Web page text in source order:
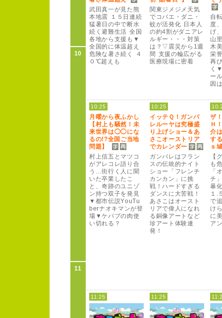
武田真一が見た熊
本地震 １
５ 日連続
猛暑日の中で断水
続く避難生活 全国
各地から支援も▼
全国的に体温超え
危険な暑さ続く ４
０ ℃超えも
関東ジメジメ天気
でコバエ・ダニ・
蚊が活発化 日本人
の約4割がダニアレ
ルギー ・・・対策
は？ ▽震災から1週
間 支援の輪広がる
医療現場に密着
自
度
げ
山
木
栄
再
く
ー
因
10
10:25
月曜から夜ふかし
【村上も騒然！ 未
来世界は◯◯にな
るの!?全国ご当地
問題】
村上信五とマツコ
がアレコレ語り合
う…街行く人に聞
いた卒業したこ
と、奇跡のユニゾ
ン持つ双子を発見
▼都市伝説YouTu
berナオキマンが登
場▼ケバブの肉使
い切れる？
10:25
イッテＱ ！ ガンバ
レルーヤは究極盛
り上げショー ＆あ
さこオー ストリア
でカレンダー
ガンバレはフラン
スの伝統的ナイト
ショー
「フレンチ
カンカン」に挑
戦！ ハー ドすぎる
ダンスに大苦戦！
あさこはオー スト
リアで偉人になれ
る銅像アー トなど
珍アー ト体験連
発！
ザ
Ｈ
介
す
ｓ
【
も
「
チ
暴
１
で
け
に
ア
11
11:25 11:25